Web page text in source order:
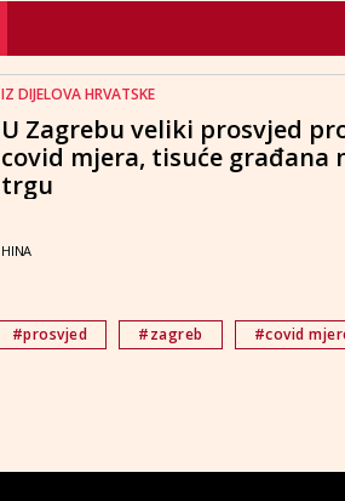
IZ DIJELOVA HRVATSKE
U Zagrebu veliki prosvjed
covid mjera, tisuće građana
trgu
HINA
#prosvjed #zagreb #covid